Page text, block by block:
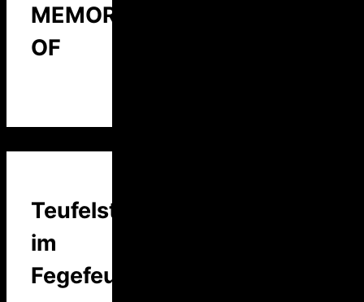
MEMORY
OF
Teufelstalk
im
Fegefeuer